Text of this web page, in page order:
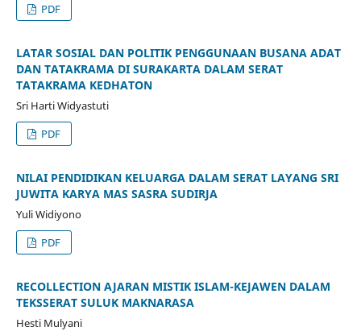
PDF
LATAR SOSIAL DAN POLITIK PENGGUNAAN BUSANA ADAT
DAN TATAKRAMA DI SURAKARTA DALAM SERAT
TATAKRAMA KEDHATON
Sri Harti Widyastuti
PDF
NILAI PENDIDIKAN KELUARGA DALAM SERAT LAYANG SRI
JUWITA KARYA MAS SASRA SUDIRJA
Yuli Widiyono
PDF
RECOLLECTION AJARAN MISTIK ISLAM-KEJAWEN DALAM
TEKSSERAT SULUK MAKNARASA
Hesti Mulyani